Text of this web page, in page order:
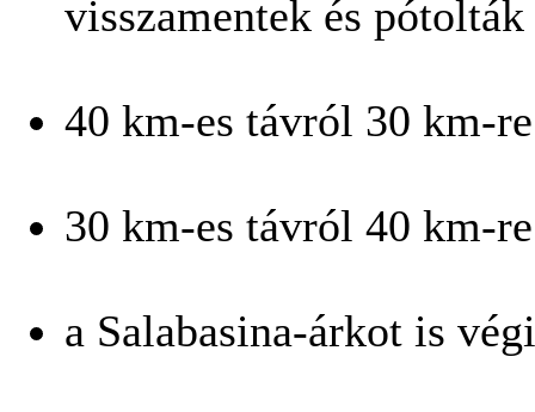
visszamentek és
40 km-es távról 30 km-
30 km-es távról 40 km-
a Salabasina-árkot is